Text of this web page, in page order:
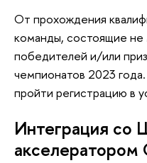
От прохождения
команды, состоящие не
победителей и/или
чемпионатов 2023
пройти регистрацию в
Интеграция со
акселератором